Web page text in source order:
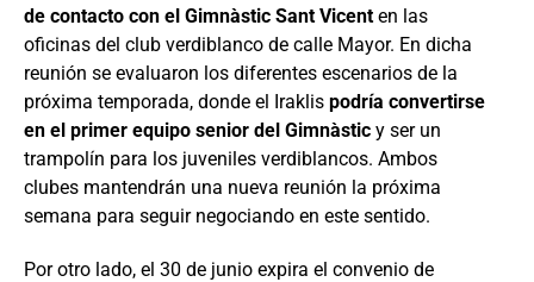
de contacto con el Gimnàstic Sant Vicent en las
oficinas del club verdiblanco de calle Mayor. En dicha
reunión se evaluaron los diferentes escenarios de la
próxima temporada, donde el Iraklis podría convertirse
en el primer equipo senior del Gimnàstic y ser un
trampolín para los juveniles verdiblancos. Ambos
clubes mantendrán una nueva reunión la próxima
semana para seguir negociando en este sentido.
Por otro lado, el 30 de junio expira el convenio de